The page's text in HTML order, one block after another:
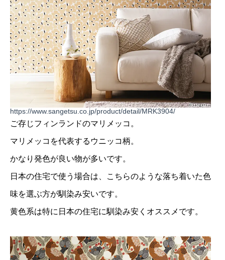
https://www.sangetsu.co.jp/product/detail/MRK3904/
ご存じフィンランドのマリメッコ。
マリメッコを代表するウニッコ柄。
かなり発色が良い物が多いです。
日本の住宅で使う場合は、こちらのような落ち着いた色
味を選ぶ方が馴染み安いです。
黄色系は特に日本の住宅に馴染み安くオススメです。